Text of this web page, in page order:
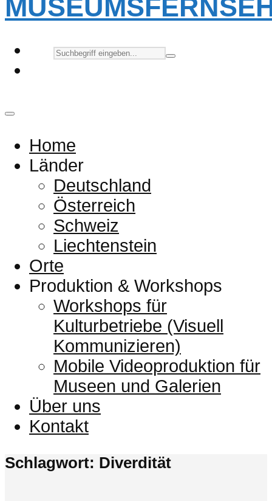
Home
Länder
Deutschland
Österreich
Schweiz
Liechtenstein
Orte
Produktion & Workshops
Workshops für
Kulturbetriebe (Visuell
Kommunizieren)
Mobile Videoproduktion für
Museen und Galerien
Über uns
Kontakt
Schlagwort: Diverdität